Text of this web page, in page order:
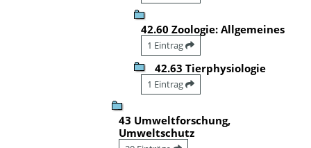
42.60 Zoologie: Allgemeines
1 Eintrag
42.63 Tierphysiologie
1 Eintrag
43 Umweltforschung,
Umweltschutz